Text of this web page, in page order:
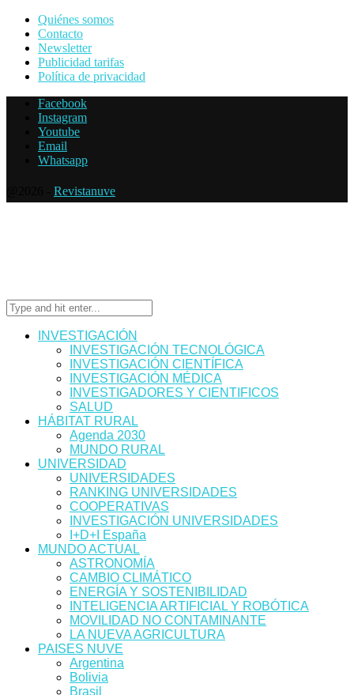
Quiénes somos
Contacto
Newsletter
Publicidad tarifas
Política de privacidad
Facebook
Instagram
Youtube
Email
Whatsapp
Revistanuve
INVESTIGACIÓN
INVESTIGACIÓN TECNOLÓGICA
INVESTIGACIÓN CIENTÍFICA
INVESTIGACIÓN MÉDICA
INVESTIGADORES Y CIENTIFICOS
SALUD
HÁBITAT RURAL
Agenda 2030
MUNDO RURAL
UNIVERSIDAD
UNIVERSIDADES
RANKING UNIVERSIDADES
COOPERATIVAS
INVESTIGACIÓN UNIVERSIDADES
I+D+I España
MUNDO ACTUAL
ASTRONOMÍA
CAMBIO CLIMÁTICO
ENERGÍA Y SOSTENIBILIDAD
INTELIGENCIA ARTIFICIAL Y ROBÓTICA
MOVILIDAD NO CONTAMINANTE
LA NUEVA AGRICULTURA
PAISES NUVE
Argentina
Bolivia
Brasil